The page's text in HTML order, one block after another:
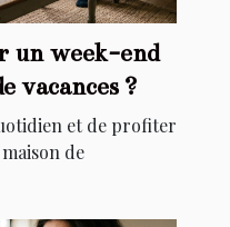
un week-end
vacances ?
et de profiter
de